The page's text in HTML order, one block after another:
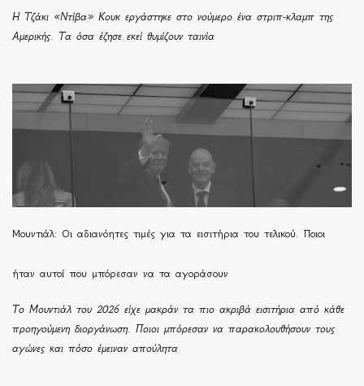
Η Τζάκι «Ντίβα» Κουκ εργάστηκε στο νούμερο ένα στριπ-κλαμπ της
Αμερικής. Τα όσα έζησε εκεί θυμίζουν ταινία
Μουντιάλ: Οι αδιανόητες τιμές για τα εισιτήρια του τελικού. Ποιοι
ήταν αυτοί που μπόρεσαν να τα αγοράσουν
Το Μουντιάλ του 2026 είχε μακράν τα πιο ακριβά εισιτήρια από κάθε
προηγούμενη διοργάνωση. Ποιοι μπόρεσαν να παρακολουθήσουν τους
αγώνες και πόσο έμειναν απούλητα